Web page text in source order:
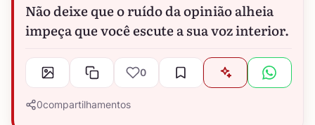
Não deixe que o ruído da opinião alheia
impeça que você escute a sua voz interior.
0
0compartilhamentos